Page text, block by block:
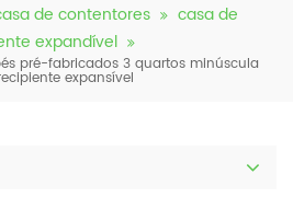
de contentores
casa de
expandível
pré-fabricados 3 quartos minúscula
expansível